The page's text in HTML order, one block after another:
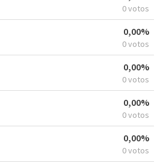
0 votos
0,00%
0 votos
0,00%
0 votos
0,00%
0 votos
0,00%
0 votos